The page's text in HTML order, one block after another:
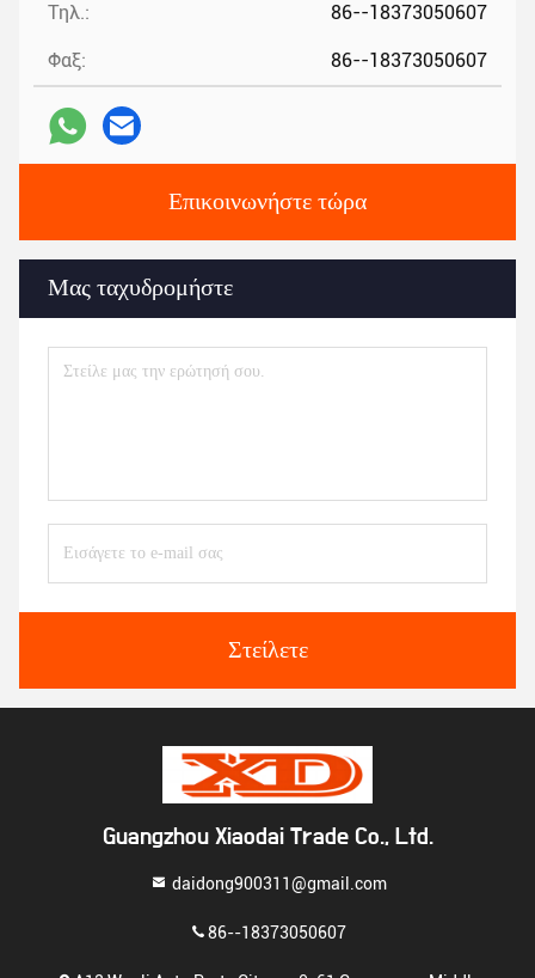
Τηλ.: 86--18373050607
Φαξ: 86--18373050607
Επικοινωνήστε τώρα
Μας ταχυδρομήστε
Στείλετε
Guangzhou Xiaodai Trade Co., Ltd.
daidong900311@gmail.com
86--18373050607